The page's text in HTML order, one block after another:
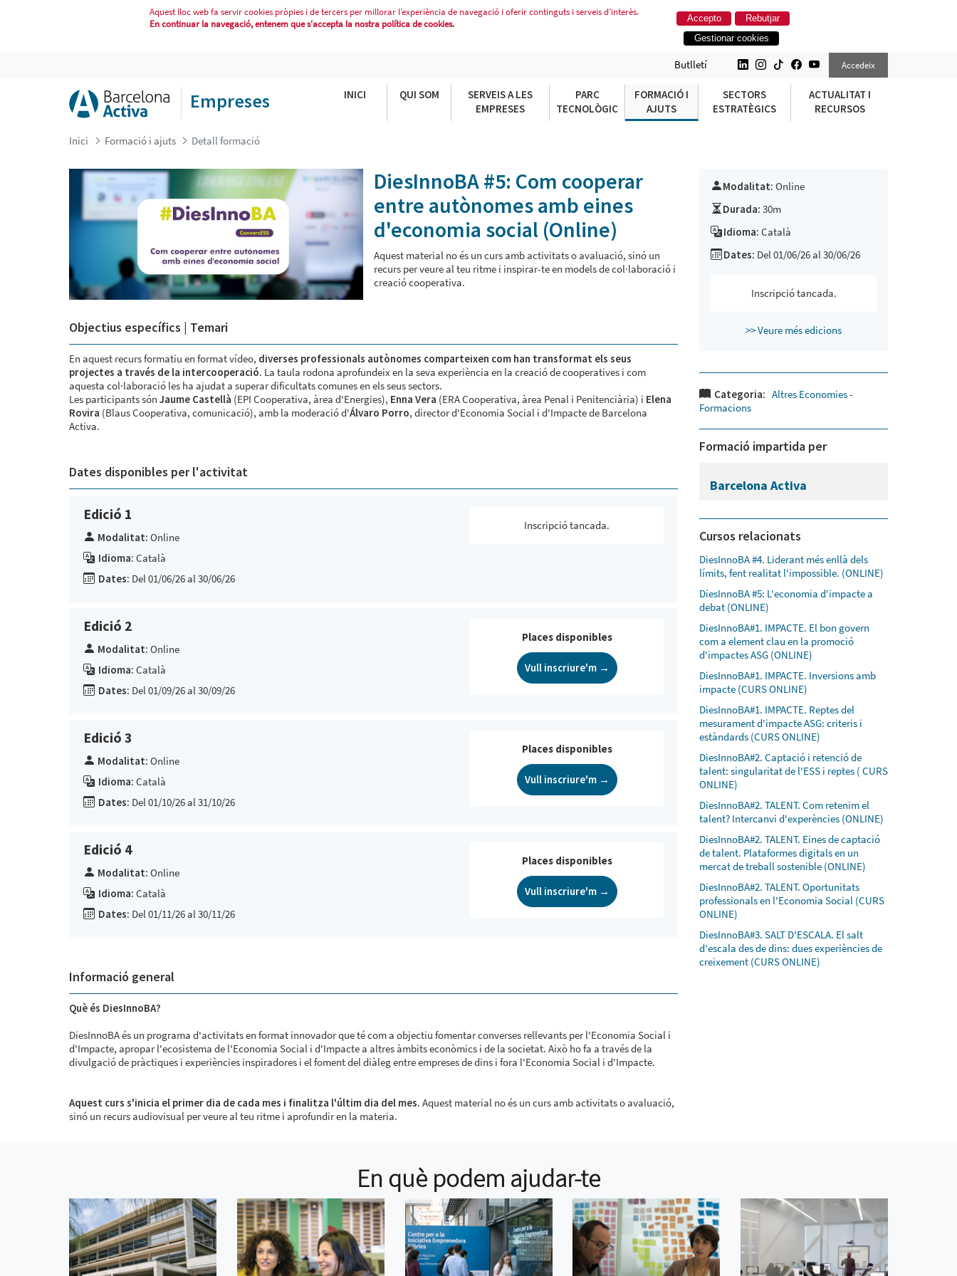
Aquest lloc web fa servir cookies pròpies i de tercers per millorar l’experiència de navegació i oferir continguts i serveis d’interès.
En continuar la navegació, entenem que s'accepta la nostra política de cookies.
Accepto
Rebutjar
Gestionar cookies
DIESINNOBA #5: COM COOPERAR ENTRE AUTÒNOMES AMB EINES D&#39;ECONOMIA SOCIAL (ONLINE)
Butlletí Accedeix
Empreses INICI QUI SOM
SERVEIS A LES
EMPRESES
PARC
TECNOLÒGIC
FORMACIÓ I
AJUTS
SECTORS
ESTRATÈGICS
ACTUALITAT I
RECURSOS
Inici Formació i ajuts Detall formació
DiesInnoBA #5: Com cooperar
entre autònomes amb eines
d'economia social (Online)
Aquest material no és un curs amb activitats o avaluació, sinó un
recurs per veure al teu ritme i inspirar-te en models de col·laboració i
creació cooperativa.
Objectius específics | Temari
En aquest recurs formatiu en format vídeo, diverses professionals autònomes comparteixen com han transformat els seus
projectes a través de la intercooperació. La taula rodona aprofundeix en la seva experiència en la creació de cooperatives i com
aquesta col·laboració les ha ajudat a superar dificultats comunes en els seus sectors.
Les participants són Jaume Castellà (EPI Cooperativa, àrea d'Energies), Enna Vera (ERA Cooperativa, àrea Penal i Penitenciària) i Elena
Rovira (Blaus Cooperativa, comunicació), amb la moderació d'Álvaro Porro, director d'Economia Social i d'Impacte de Barcelona
Activa.
Dates disponibles per l'activitat
Edició 1
Modalitat: Online
Idioma: Català
Dates: Del 01/06/26 al 30/06/26
Inscripció tancada.
Edició 2
Modalitat: Online
Idioma: Català
Dates: Del 01/09/26 al 30/09/26
Places disponibles
Vull inscriure'm →
Edició 3
Modalitat: Online
Idioma: Català
Dates: Del 01/10/26 al 31/10/26
Places disponibles
Vull inscriure'm →
Edició 4
Modalitat: Online
Idioma: Català
Dates: Del 01/11/26 al 30/11/26
Places disponibles
Vull inscriure'm →
Informació general
Què és DiesInnoBA?
DiesInnoBA és un programa d'activitats en format innovador que té com a objectiu fomentar converses rellevants per l'Economia Social i
d'Impacte, apropar l'ecosistema de l'Economia Social i d'Impacte a altres àmbits econòmics i de la societat. Això ho fa a través de la
divulgació de pràctiques i experiències inspiradores i el foment del diàleg entre empreses de dins i fora l'Economia Social i d'Impacte.
Aquest curs s'inicia el primer dia de cada mes i finalitza l'últim dia del mes. Aquest material no és un curs amb activitats o avaluació,
sinó un recurs audiovisual per veure al teu ritme i aprofundir en la materia.
Modalitat: Online
Durada: 30m
Idioma: Català
Dates: Del 01/06/26 al 30/06/26
Inscripció tancada.
>> Veure més edicions
Categoria: Altres Economies -
Formacions
Formació impartida per
Barcelona Activa
Cursos relacionats
DiesInnoBA #4. Liderant més enllà dels
límits, fent realitat l'impossible. (ONLINE)
DiesInnoBA #5: L'economia d'impacte a
debat (ONLINE)
DiesInnoBA#1. IMPACTE. El bon govern
com a element clau en la promoció
d'impactes ASG (ONLINE)
DiesInnoBA#1. IMPACTE. Inversions amb
impacte (CURS ONLINE)
DiesInnoBA#1. IMPACTE. Reptes del
mesurament d'impacte ASG: criteris i
estàndards (CURS ONLINE)
DiesInnoBA#2. Captació i retenció de
talent: singularitat de l'ESS i reptes ( CURS
ONLINE)
DiesInnoBA#2. TALENT. Com retenim el
talent? Intercanvi d'experències (ONLINE)
DiesInnoBA#2. TALENT. Eines de captació
de talent. Plataformes digitals en un
mercat de treball sostenible (ONLINE)
DiesInnoBA#2. TALENT. Oportunitats
professionals en l'Economia Social (CURS
ONLINE)
DiesInnoBA#3. SALT D'ESCALA. El salt
d'escala des de dins: dues experiències de
creixement (CURS ONLINE)
En què podem ajudar-te